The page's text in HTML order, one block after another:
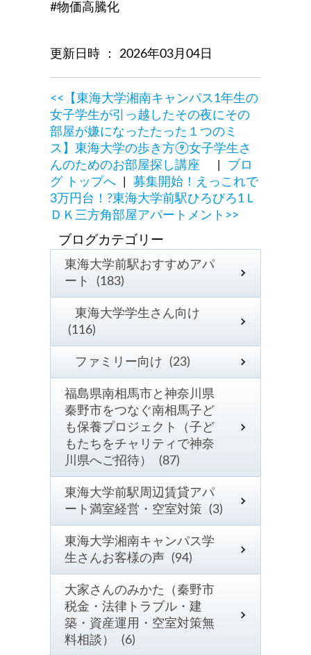
#物価高騰化
更新日時 ： 2026年03月04日
<<【東海大学湘南キャンパス1年生の
女子学生が引っ越したその夜にその
部屋が嫌になったたった１つのミ
ス】東海大学の歩き方⑨女子学生さ
んのためのお部屋探し講座
ブロ
グ トップへ
募集開始！えっこれで
3万円台！?東海大学前駅ひろびろ1Ｌ
ＤＫ三方角部屋アパートメント>>
東海大学前駅おすすめアパ
ート (183)
東海大学学生さん向け
(116)
ファミリー向け (23)
福島県南相馬市と神奈川県
秦野市をつなぐ南相馬子ど
も保養プロジェクト（子ど
もたちをチャリティで神奈
川県へご招待） (87)
東海大学前駅周辺賃貸アパ
ート満室経営・空室対策 (3)
東海大学湘南キャンパス学
生さんお客様の声 (94)
大家さんのみかた（秦野市
税金・法律トラブル・建
築・資産運用・空室対策無
料相談） (6)